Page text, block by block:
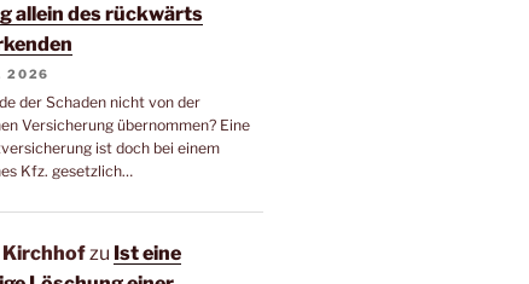
allein des rückwärts
2026
der Schaden nicht von der
Versicherung übernommen? Eine
ist doch bei einem
Kfz. gesetzlich…
Kirchhofzu Ist eine